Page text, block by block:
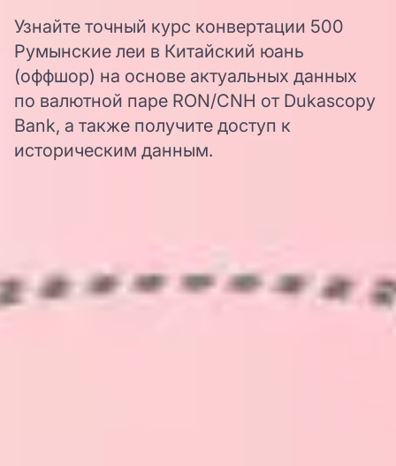
Узнайте точный курс конвертации 500
Румынские леи в Китайский юань
(оффшор) на основе актуальных данных
по валютной паре RON/CNH от Dukascopy
Bank, а также получите доступ к
историческим данным.